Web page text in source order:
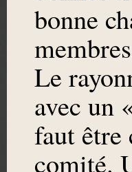
bonne
Le
avec un
faut être
comité.